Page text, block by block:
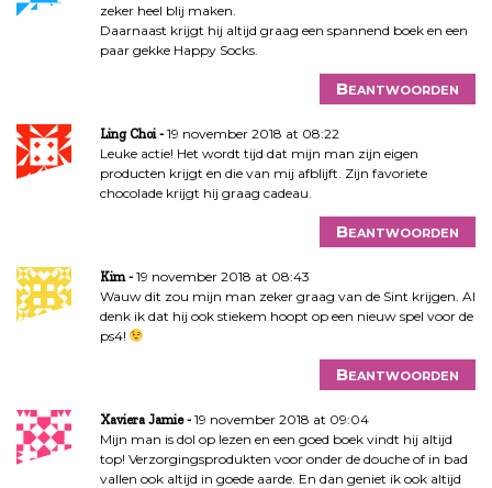
zeker heel blij maken.
Daarnaast krijgt hij altijd graag een spannend boek en een
paar gekke Happy Socks.
Beantwoorden
Ling Choi
19 november 2018 at 08:22
Leuke actie! Het wordt tijd dat mijn man zijn eigen
producten krijgt en die van mij afblijft. Zijn favoriete
chocolade krijgt hij graag cadeau.
Beantwoorden
Kim
19 november 2018 at 08:43
Wauw dit zou mijn man zeker graag van de Sint krijgen. Al
denk ik dat hij ook stiekem hoopt op een nieuw spel voor de
ps4!
Beantwoorden
Xaviera Jamie
19 november 2018 at 09:04
Mijn man is dol op lezen en een goed boek vindt hij altijd
top! Verzorgingsprodukten voor onder de douche of in bad
vallen ook altijd in goede aarde. En dan geniet ik ook altijd